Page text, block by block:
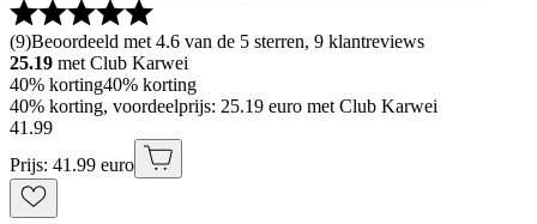
(9)Beoordeeld met 4.6 van de 5 sterren, 9 klantreviews
25.19 met Club Karwei
40% korting40% korting
40% korting, voordeelprijs: 25.19 euro met Club Karwei
41 .99
Prijs: 41.99 euro